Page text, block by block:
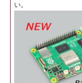
い。